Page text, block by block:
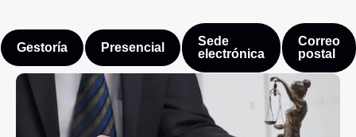
Gestoría Presencial
Sede
electrónica
Correo
postal